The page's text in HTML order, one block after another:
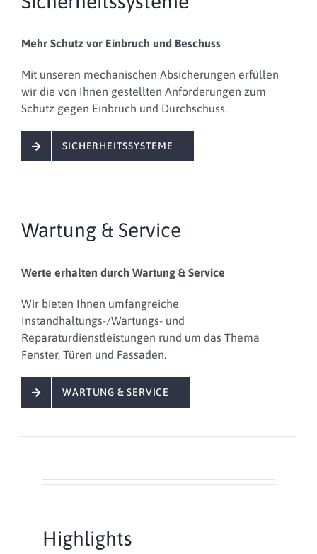
Mehr Schutz vor Einbruch und Beschuss
Mit unseren mechanischen Absicherungen erfüllen
wir die von Ihnen gestellten Anforderungen zum
Schutz gegen Einbruch und Durchschuss.
SICHERHEITSSYSTEME
Wartung & Service
Werte erhalten durch Wartung & Service
Wir bieten Ihnen umfangreiche
Instandhaltungs-/Wartungs- und
Reparaturdienstleistungen rund um das Thema
Fenster, Türen und Fassaden.
WARTUNG & SERVICE
Highlights